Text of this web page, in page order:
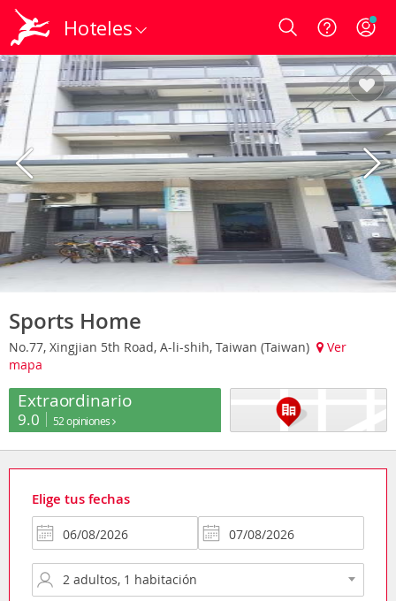
Hoteles Login
Sports Home
No.77, Xingjian 5th Road, A-li-shih, Taiwan (Taiwan)
Ver
mapa
Extraordinario
9.0 52 opiniones
Elige tus fechas